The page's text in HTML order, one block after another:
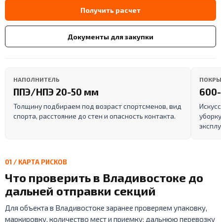
Получить расчет
Документы для закупки
НАПОЛНИТЕЛЬ
ППЭ/НПЭ 20-50 мм
Толщину подбираем под возраст спортсменов, вид
спорта, расстояние до стен и опасность контакта.
01 / КАРТА РИСКОВ
Что проверить в Владивостоке до
дальней отправки секций
Для объекта в Владивостоке заранее проверяем упаковку,
маркировку, количество мест и приемку: дальнюю перевозку